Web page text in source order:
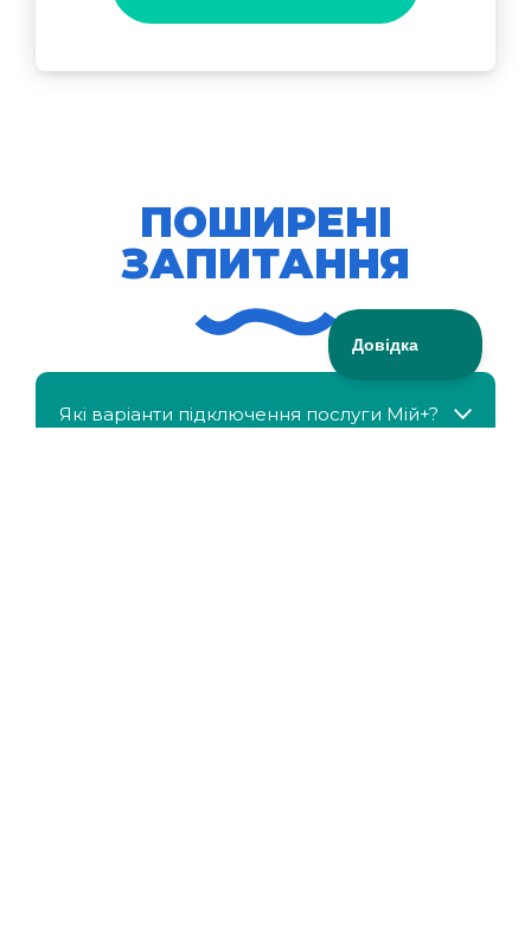
ПОШИРЕНІ
ЗАПИТАННЯ
Які варіанти підключення послуги Мій+?